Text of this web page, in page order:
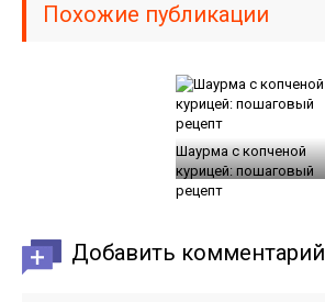
Похожие публикации
Шаурма с копченой
курицей: пошаговый
рецепт
Добавить комментарий